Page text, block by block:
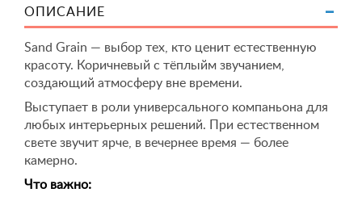
ОПИСАНИЕ
Sand Grain — выбор тех, кто ценит естественную
красоту. Коричневый с тёплыйм звучанием,
создающий атмосферу вне времени.
Выступает в роли универсального компаньона для
любых интерьерных решений. При естественном
свете звучит ярче, в вечернее время — более
камерно.
Что важно: